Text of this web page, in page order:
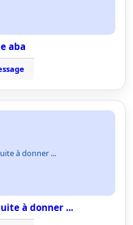
aba
à donner ...
à donner ...